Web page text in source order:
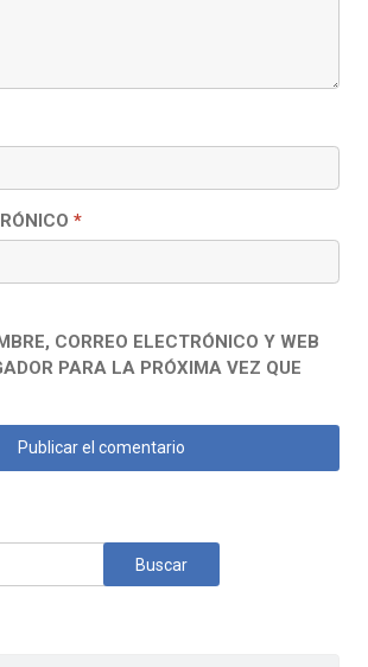
*
CORREO ELECTRÓNICO Y WEB
PARA LA PRÓXIMA VEZ QUE